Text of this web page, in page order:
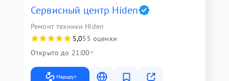
Сервисный центр Hiden
Ремонт техники Hiden
5,055 оценки
Открыто до 21:00
Маршрут